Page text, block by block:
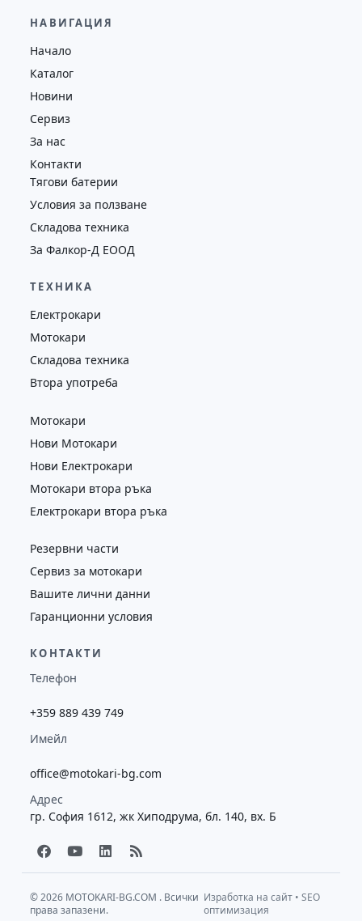
4130
НАВИГАЦИЯ
Начало
Каталог
Новини
Сервиз
За нас
Контакти
Тягови батерии
Условия за ползване
Складова техника
За Фалкор-Д ЕООД
ТЕХНИКА
Електрокари
Мотокари
Складова техника
Втора употреба
Мотокари
Нови Мотокари
Нови Електрокари
Мотокари втора ръка
Електрокари втора ръка
Резервни части
Сервиз за мотокари
Вашите лични данни
Гаранционни условия
КОНТАКТИ
Телефон
+359 889 439 749
Имейл
office@motokari-bg.com
Адрес
гр. София 1612, жк Хиподрума, бл. 140, вх. Б
F
a
c
b
o
Y
o
u
u
b
L
i
n
e
d
R
s
s
© 2026 MOTOKARI-BG.COM . Всички
права запазени.
Изработка на сайт •SEO
оптимизация